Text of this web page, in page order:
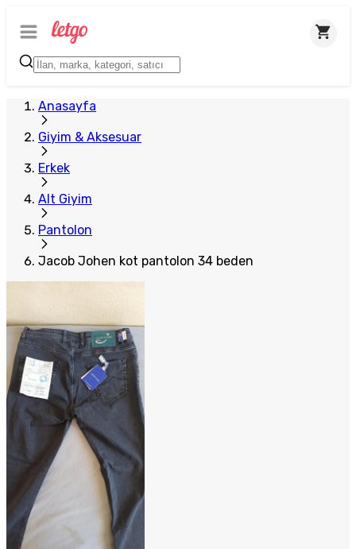
Anasayfa
Giyim & Aksesuar
Erkek
Alt Giyim
Pantolon
Jacob Johen kot pantolon 34 beden